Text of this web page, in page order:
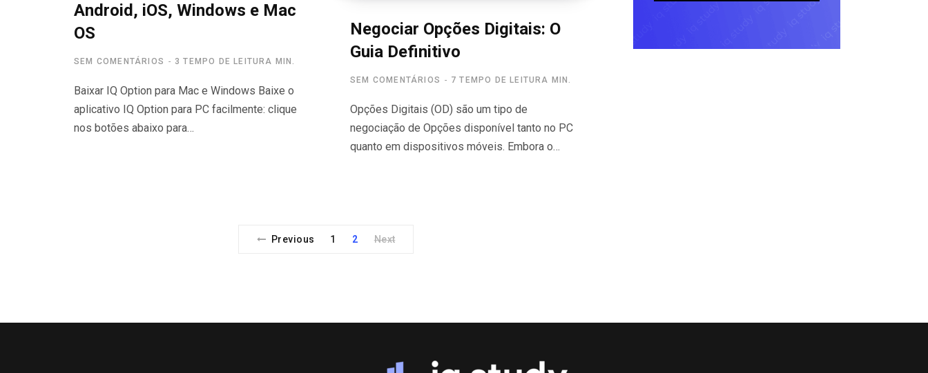
Android, iOS, Windows e Mac
OS
SEM COMENTÁRIOS 3 TEMPO DE LEITURA MIN.
Baixar IQ Option para Mac e Windows Baixe o
aplicativo IQ Option para PC facilmente: clique
nos botões abaixo para…
Negociar Opções Digitais: O
Guia Definitivo
SEM COMENTÁRIOS 7 TEMPO DE LEITURA MIN.
Opções Digitais (OD) são um tipo de
negociação de Opções disponível tanto no PC
quanto em dispositivos móveis. Embora o…
Previous 1 2 Next